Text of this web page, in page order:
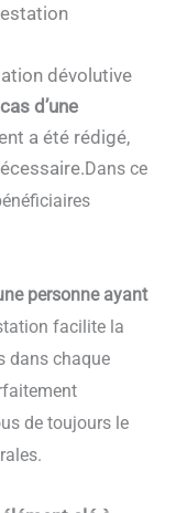
dévolutive
d’une
a été rédigé,
Dans ce
personne ayant
facilite la
dans chaque
de toujours le